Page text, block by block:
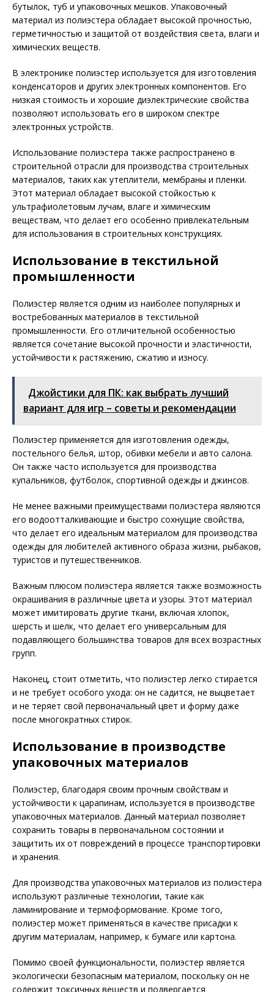
бутылок, туб и упаковочных мешков. Упаковочный
материал из полиэстера обладает высокой прочностью,
герметичностью и защитой от воздействия света, влаги и
химических веществ.
В электронике полиэстер используется для изготовления
конденсаторов и других электронных компонентов. Его
низкая стоимость и хорошие диэлектрические свойства
позволяют использовать его в широком спектре
электронных устройств.
Использование полиэстера также распространено в
строительной отрасли для производства строительных
материалов, таких как утеплители, мембраны и пленки.
Этот материал обладает высокой стойкостью к
ультрафиолетовым лучам, влаге и химическим
веществам, что делает его особенно привлекательным
для использования в строительных конструкциях.
Использование в текстильной
промышленности
Полиэстер является одним из наиболее популярных и
востребованных материалов в текстильной
промышленности. Его отличительной особенностью
является сочетание высокой прочности и эластичности,
устойчивости к растяжению, сжатию и износу.
Джойстики для ПК: как выбрать лучший
вариант для игр – советы и рекомендации
Полиэстер применяется для изготовления одежды,
постельного белья, штор, обивки мебели и авто салона.
Он также часто используется для производства
купальников, футболок, спортивной одежды и джинсов.
Не менее важными преимуществами полиэстера являются
его водоотталкивающие и быстро сохнущие свойства,
что делает его идеальным материалом для производства
одежды для любителей активного образа жизни, рыбаков,
туристов и путешественников.
Важным плюсом полиэстера является также возможность
окрашивания в различные цвета и узоры. Этот материал
может имитировать другие ткани, включая хлопок,
шерсть и шелк, что делает его универсальным для
подавляющего большинства товаров для всех возрастных
групп.
Наконец, стоит отметить, что полиэстер легко стирается
и не требует особого ухода: он не садится, не выцветает
и не теряет свой первоначальный цвет и форму даже
после многократных стирок.
Использование в производстве
упаковочных материалов
Полиэстер, благодаря своим прочным свойствам и
устойчивости к царапинам, используется в производстве
упаковочных материалов. Данный материал позволяет
сохранить товары в первоначальном состоянии и
защитить их от повреждений в процессе транспортировки
и хранения.
Для производства упаковочных материалов из полиэстера
используют различные технологии, такие как
ламинирование и термоформование. Кроме того,
полиэстер может применяться в качестве присадки к
другим материалам, например, к бумаге или картона.
Помимо своей функциональности, полиэстер является
экологически безопасным материалом, поскольку он не
содержит токсичных веществ и подвергается